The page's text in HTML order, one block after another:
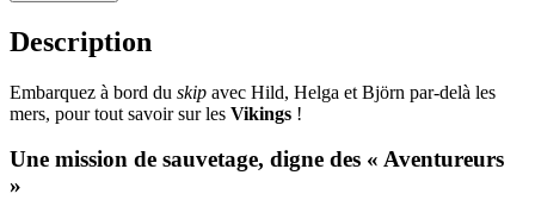
Description
Embarquez à bord du skip avec Hild, Helga et Björn par-delà les
mers, pour tout savoir sur les Vikings !
Une mission de sauvetage, digne des « Aventureurs
»